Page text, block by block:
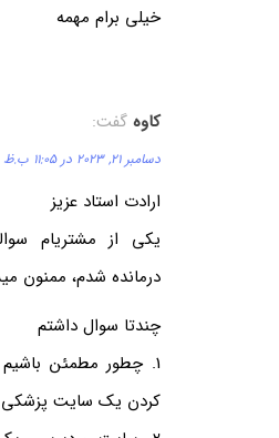
خیلی برام مهمه
کاوه گفت:
دسامبر 21, 2023 در 11:05 ب.ظ
ارادت استاد عزیز
یکی از مشتریام
درمانده شدم، ممنون
چندتا سوال داشتم
1. چطور مطمئن
کردن یک سایت پزشکی